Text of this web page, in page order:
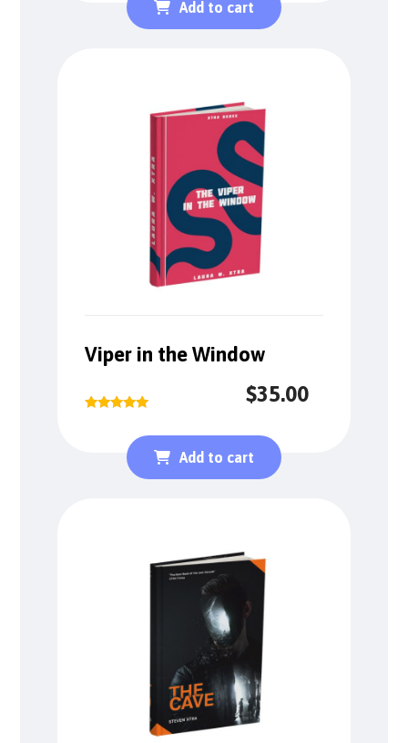
Add to cart
Viper in the Window
$35.00
Add to cart